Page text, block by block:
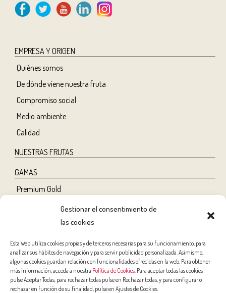
Gestionar el consentimiento de
las cookies
Esta Web utiliza cookies propias y de terceros necesarias para su funcionamiento, para
analizar sus hábitos de navegación y para servir publicidad personalizada. Asimismo,
algunas cookies guardan relación con funcionalidades ofrecidas en la web. Para obtener
más información, acceda a nuestra Política de Cookies. Para aceptar todas las cookies
pulse Aceptar Todas, para rechazar todas pulse en Rechazar todas, y para configurar o
rechazar en función de su finalidad, pulse en Ajustes de Cookies.
EMPRESA Y ORIGEN
Quiénes somos
De dónde viene nuestra fruta
Compromiso social
Medio ambiente
Calidad
NUESTRAS FRUTAS
GAMAS
Premium Gold
NUTRICIÓN Y SALUD
Salud
Belleza